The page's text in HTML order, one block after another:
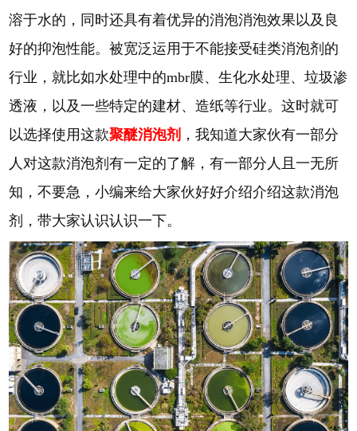
溶于水的，同时还具有着优异的消泡消泡效果以及良
好的抑泡性能。被宽泛运用于不能接受硅类消泡剂的
行业，就比如水处理中的mbr膜、生化水处理、垃圾渗
透液，以及一些特定的建材、造纸等行业。这时就可
以选择使用这款聚醚消泡剂 ，我知道大家伙有一部分
人对这款消泡剂有一定的了解，有一部分人且一无所
知，不要急，小编来给大家伙好好介绍介绍这款消泡
剂，带大家认识认识一下。